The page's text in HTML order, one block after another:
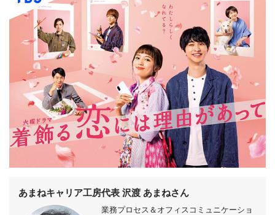
あまねキャリア工房代表 沢渡 あまねさん
業務プロセス＆オフィスコミュニケーショ